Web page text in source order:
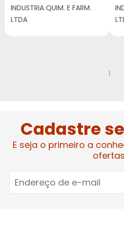
INDUSTRIA QUIM. E FARM.
LTDA
1
Cadastre
E seja o primeiro a